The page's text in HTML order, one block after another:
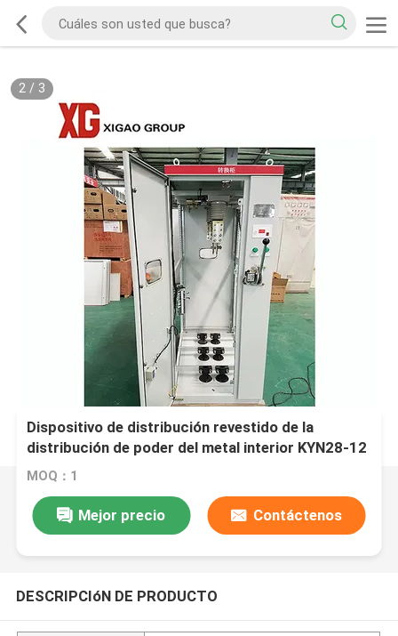
2/ 3
Dispositivo de distribución revestido de la
distribución de poder del metal interior KYN28-12
MOQ：1
Mejor precio Contáctenos
DESCRIPCIóN DE PRODUCTO